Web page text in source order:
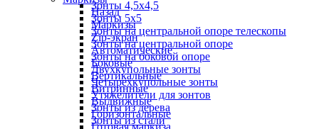
Зонты 4,5х4,5
Зонты 5х5
Зонты на центральной опоре телескопы
Зонты на центральной опоре
Зонты на боковой опоре
Двухкупольные зонты
Четырехкупольные зонты
Утяжелители для зонтов
Зонты из дерева
Зонты из стали
Назад
Маркизы
Zip-экран
Автоматические
Боковые
Вертикальные
Витринные
Выдвижные
Горизонтальные
Готовая маркиза